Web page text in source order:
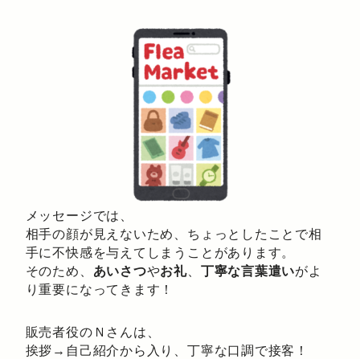
メッセージでは、
相手の顔が見えないため、ちょっとしたことで相
手に不快感を与えてしまうことがあります。
そのため、 あいさつやお礼 丁寧な言葉遣いがよ
り重要になってきます！
販売者役のＮさんは、
挨拶→自己紹介から入り、丁寧な口調で接客！